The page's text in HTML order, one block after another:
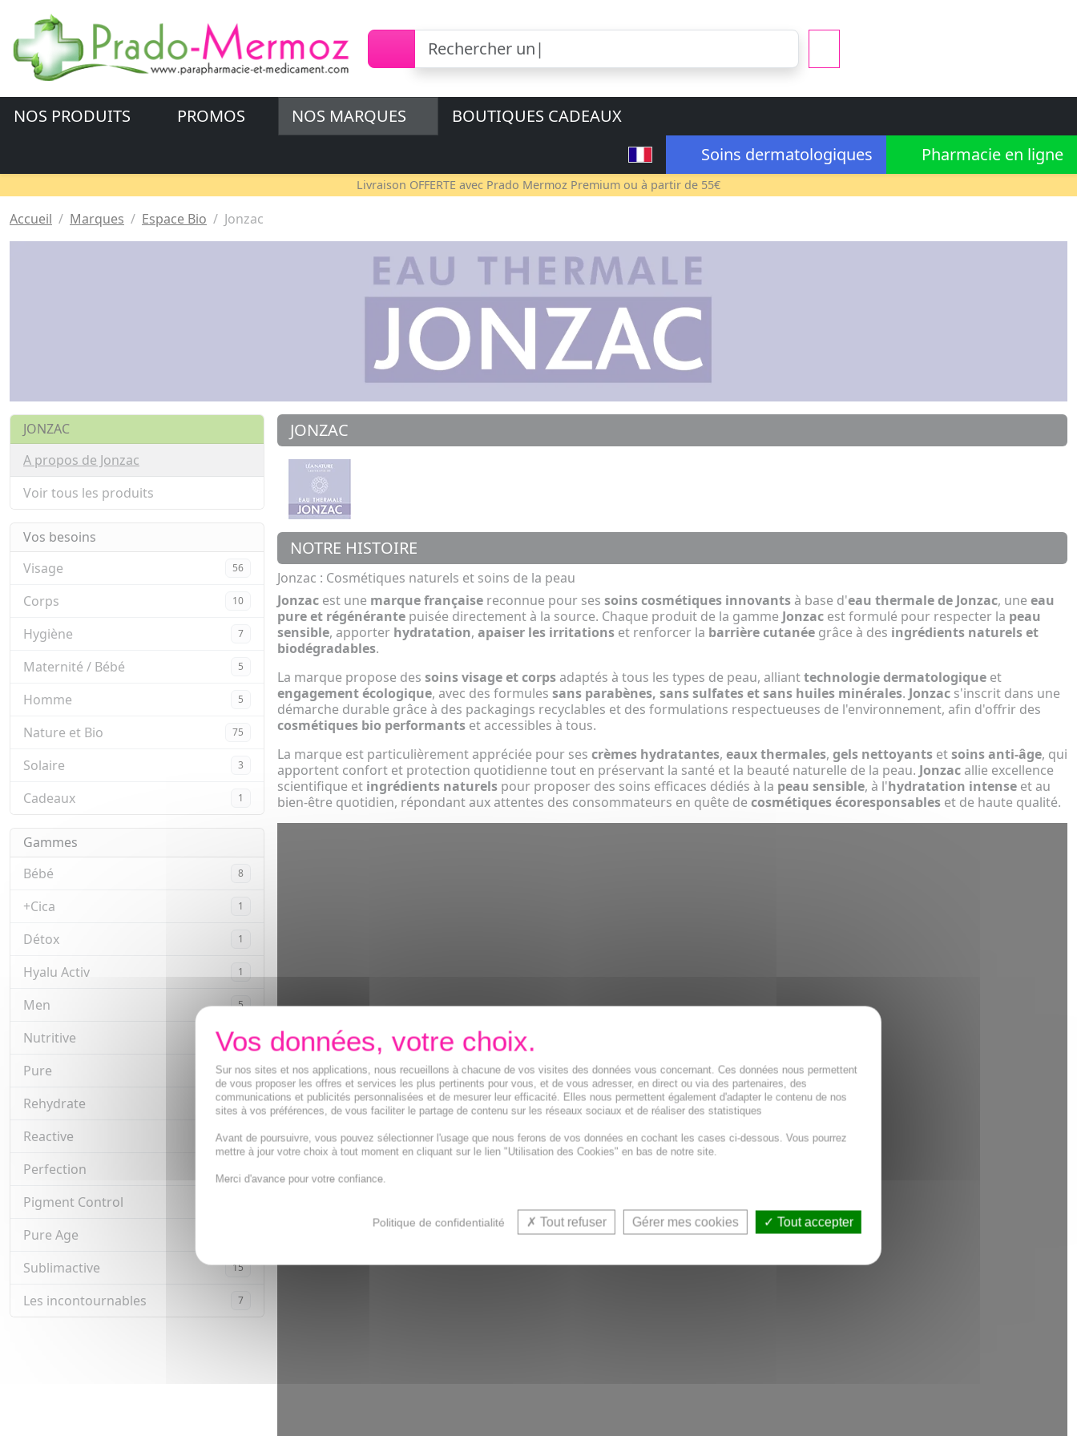
NOS PRODUITS PROMOS NOS MARQUES
BOUTIQUES CADEAUX
Soins dermatologiques
Pharmacie en ligne
Livraison OFFERTE avec Prado Mermoz Premium ou à partir de 55€
Accueil Marques Espace Bio Jonzac
JONZAC
A propos de Jonzac
Voir tous les produits
Vos besoins
Visage
56
Corps 10
Hygiène 7
Maternité / Bébé 5
Homme 5
Nature et Bio 75
Solaire 3
Cadeaux 1
Gammes
Bébé
8
+Cica 1
Détox 1
Hyalu Activ 1
Men 5
Nutritive 7
Pure 9
Rehydrate 17
Reactive 8
Perfection
Pigment Control
Pure Age
Sublimactive 15
Les incontournables 7
JONZAC
NOTRE HISTOIRE
Jonzac : Cosmétiques naturels et soins de la peau
Jonzac est une marque française reconnue pour ses soins cosmétiques innovants à base d'eau thermale de Jonzac, une eau
pure et régénérante puisée directement à la source. Chaque produit de la gamme Jonzac est formulé pour respecter la peau
sensible, apporter hydratation, apaiser les irritations et renforcer la barrière cutanée grâce à des ingrédients naturels et
biodégradables.
La marque propose des soins visage et corps adaptés à tous les types de peau, allianttechnologie dermatologique et
engagement écologique, avec des formules sans parabènes, sans sulfates et sans huiles minérales. Jonzac s'inscrit dans une
démarche durable grâce à des packagings recyclables et des formulations respectueuses de l'environnement, afin d'offrir des
cosmétiques bio performants et accessibles à tous.
La marque est particulièrement appréciée pour ses crèmes hydratantes, eaux thermales, gels nettoyants etsoins anti-âge, qui
apportent confort et protection quotidienne tout en préservant la santé et la beauté naturelle de la peau. Jonzac allie excellence
scientifique et ingrédients naturels pour proposer des soins efficaces dédiés à la peau sensible, à l'hydratation intense et au
bien-être quotidien, répondant aux attentes des consommateurs en quête de cosmétiques écoresponsables et de haute qualité.
Sur nos sites et nos applications, nous recueillons à chacune de vos visites des données vous concernant. Ces données nous permettent
de vous proposer les offres et services les plus pertinents pour vous, et de vous adresser, en direct ou via des partenaires, des
communications et publicités personnalisées et de mesurer leur efficacité. Elles nous permettent également d'adapter le contenu de nos
sites à vos préférences, de vous faciliter le partage de contenu sur les réseaux sociaux et de réaliser des statistiques
Avant de poursuivre, vous pouvez sélectionner l'usage que nous ferons de vos données en cochant les cases ci-dessous. Vous pourrez
mettre à jour votre choix à tout moment en cliquant sur le lien "Utilisation des Cookies" en bas de notre site.
Merci d'avance pour votre confiance.
Politique de confidentialité Tout refuser Gérer mes cookies Tout accepter